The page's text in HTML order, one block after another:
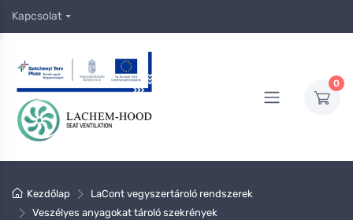
Kapcsolat
0
Kezdőlap
LaCont vegyszertároló rendszerek
Veszélyes anyagokat tároló szekrények